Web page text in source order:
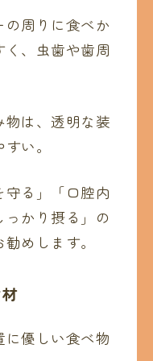
の周りに食べか
、虫歯や歯周
物は、透明な装
い。
る」「口腔内
かり摂る」の
めします。
優しい食べ物